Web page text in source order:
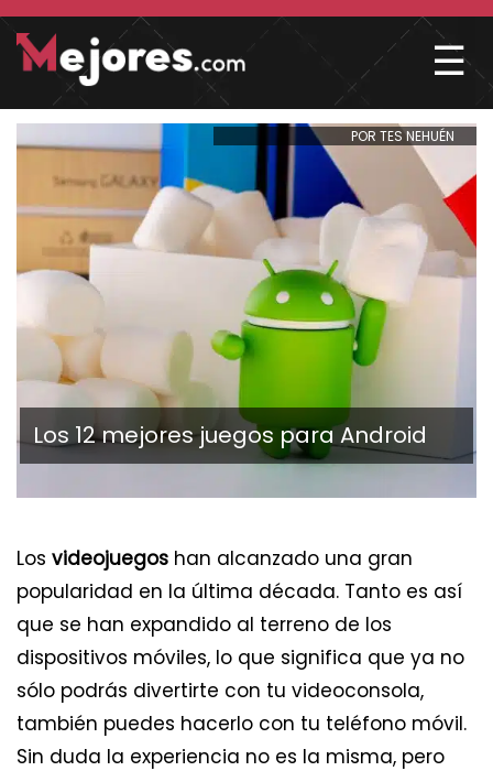
☰
POR TES NEHUÉN
Los 12 mejores juegos para Android
Los videojuegos han alcanzado una gran
popularidad en la última década. Tanto es así
que se han expandido al terreno de los
dispositivos móviles, lo que significa que ya no
sólo podrás divertirte con tu videoconsola,
también puedes hacerlo con tu teléfono móvil.
Sin duda la experiencia no es la misma, pero